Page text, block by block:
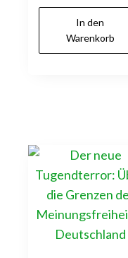
In den
Warenkorb